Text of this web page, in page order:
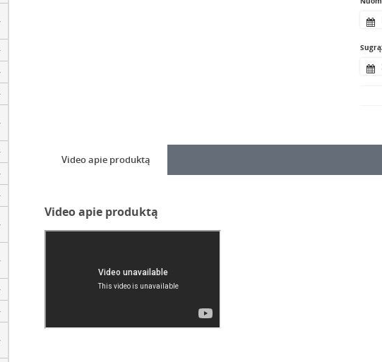
Video apie produktą
Video apie produktą